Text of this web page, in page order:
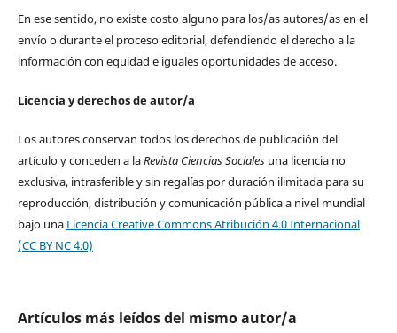
En ese sentido, no existe costo alguno para los/as autores/as en el
envío o durante el proceso editorial, defendiendo el derecho a la
información con equidad e iguales oportunidades de acceso.
Licencia y derechos de autor/a
Los autores conservan todos los derechos de publicación del
artículo y conceden a laRevista Ciencias Socialesuna licencia no
exclusiva, intrasferible y sin regalías por duración ilimitada para su
reproducción, distribución y comunicación pública a nivel mundial
bajo una Licencia Creative Commons Atribución 4.0 Internacional
(CC BY NC 4.0)
Artículos más leídos del mismo autor/a